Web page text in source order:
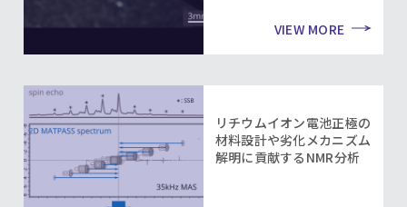
VIEW MORE
リチウムイオン電池正極の
材料設計や劣化メカニズム
解明に貢献するNMR分析